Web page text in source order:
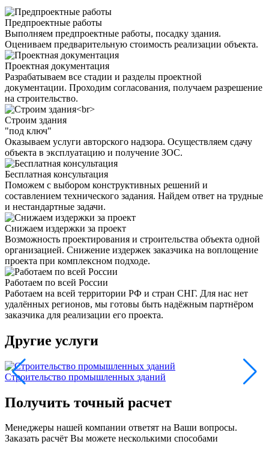
Предпроектные работы
Выполняем предпроектные работы, посадку здания.
Оцениваем предварительную стоимость реализации объекта.
Проектная документация
Разрабатываем все стадии и разделы проектной
документации. Проходим согласования, получаем разрешение
на строительство.
Строим здания
"под ключ"
Оказываем услуги авторского надзора. Осуществляем сдачу
объекта в эксплуатацию и получение ЗОС.
Бесплатная консультация
Поможем с выбором конструктивных решений и
составлением технического задания. Найдем ответ на трудные
и нестандартные задачи.
Снижаем издержки за проект
Возможность проектирования и строительства объекта одной
организацией. Снижение издержек заказчика на воплощение
проекта при комплексном подходе.
Работаем по всей России
Работаем на всей территории РФ и стран СНГ. Для нас нет
удалённых регионов, мы готовы быть надёжным партнёром
заказчика для реализации его проекта.
Другие услуги
Строительство промышленных зданий
Получить точный расчет
Менеджеры нашей компании ответят на Ваши вопросы.
Заказать расчёт Вы можете несколькими способами